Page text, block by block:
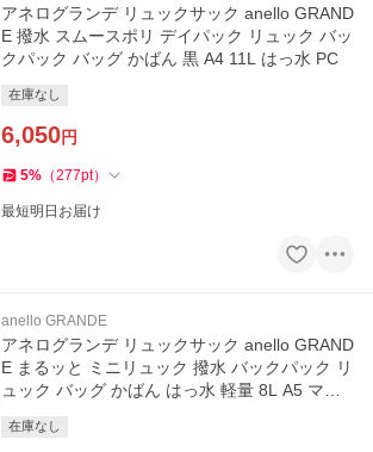
アネログランデ リュックサック anello GRAND
E 撥水 スムースポリ デイパック リュック バッ
クパック バッグ かばん 黒 A4 11L はっ水 PC
在庫なし
6,050円
5% （277pt）
最短明日お届け
anello GRANDE
アネログランデ リュックサック anello GRAND
E まるッと ミニリュック 撥水 バックパック リ
ュック バッグ かばん はっ水 軽量 8L A5 ママ
在庫なし